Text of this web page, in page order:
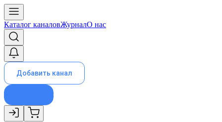
Каталог каналовЖурналО нас
Добавить канал